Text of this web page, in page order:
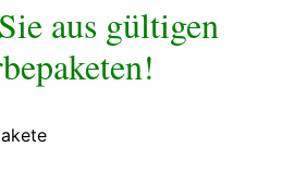
aus gültigen